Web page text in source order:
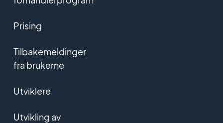
Prising
Tilbakemeldinger
fra brukerne
Utviklere
Utvikling av